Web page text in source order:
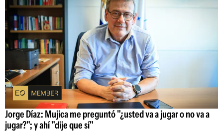
Jorge Díaz: Mujica me preguntó "¿usted va a jugar o no va a
jugar?"; y ahí "dije que sí"